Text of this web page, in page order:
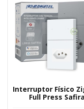
Interruptor Físico
Full Press Safira